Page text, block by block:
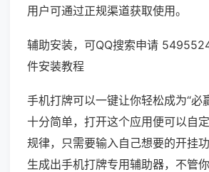
用户可通过正规渠道获取使用。
辅助安装，可QQ搜索申请
件安装教程
手机打牌可以一键让你轻松成为“必
十分简单，打开这个应用便可以自
规律，只需要输入自己想要的开挂
生成出手机打牌专用辅助器，不管